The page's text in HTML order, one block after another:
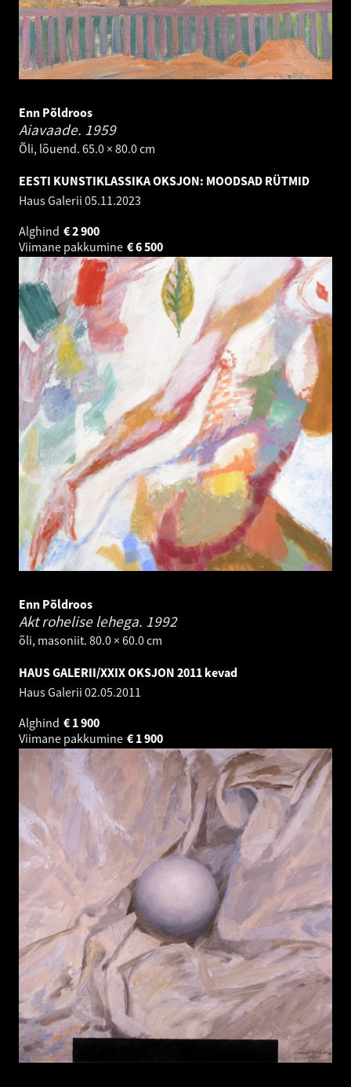
Enn Põldroos
Aiavaade. 1959
Õli, lõuend. 65.0 × 80.0 cm
EESTI KUNSTIKLASSIKA OKSJON: MOODSAD RÜTMID
Haus Galerii 05.11.2023
Alghind
2 900
€
Viimane pakkumine
6 500
€
Enn Põldroos
Akt rohelise lehega. 1992
õli, masoniit. 80.0 × 60.0 cm
HAUS GALERII/XXIX OKSJON 2011 kevad
Haus Galerii 02.05.2011
Alghind
1 900
€
Viimane pakkumine
1 900
€